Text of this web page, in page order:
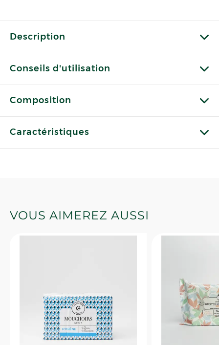
Description
Conseils d'utilisation
Composition
Caractéristiques
VOUS AIMEREZ AUSSI